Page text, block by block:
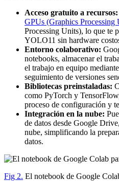
Acceso gratuito a recursos:
GPUs (Graphics Processing
Processing Units), lo que te
YOLO11 sin hardware
Entorno colaborativo:
notebooks, almacenar el
el trabajo en equipo
seguimiento de versiones
Bibliotecas preinstaladas:
como PyTorch y
proceso de configuración y
Integración en la nube:
de datos desde Google
nube, simplificando la
datos.
Fig 2. El notebook de Google